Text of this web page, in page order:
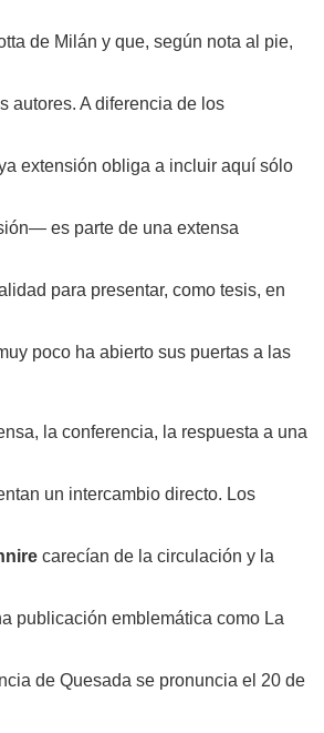
de Milán y que, según nota al pie,
autores. A diferencia de los
extensión obliga a incluir aquí sólo
es parte de una extensa
para presentar, como tesis, en
poco ha abierto sus puertas a las
la conferencia, la respuesta a una
un intercambio directo. Los
carecían de la circulación y la
publicación emblemática como La
de Quesada se pronuncia el 20 de